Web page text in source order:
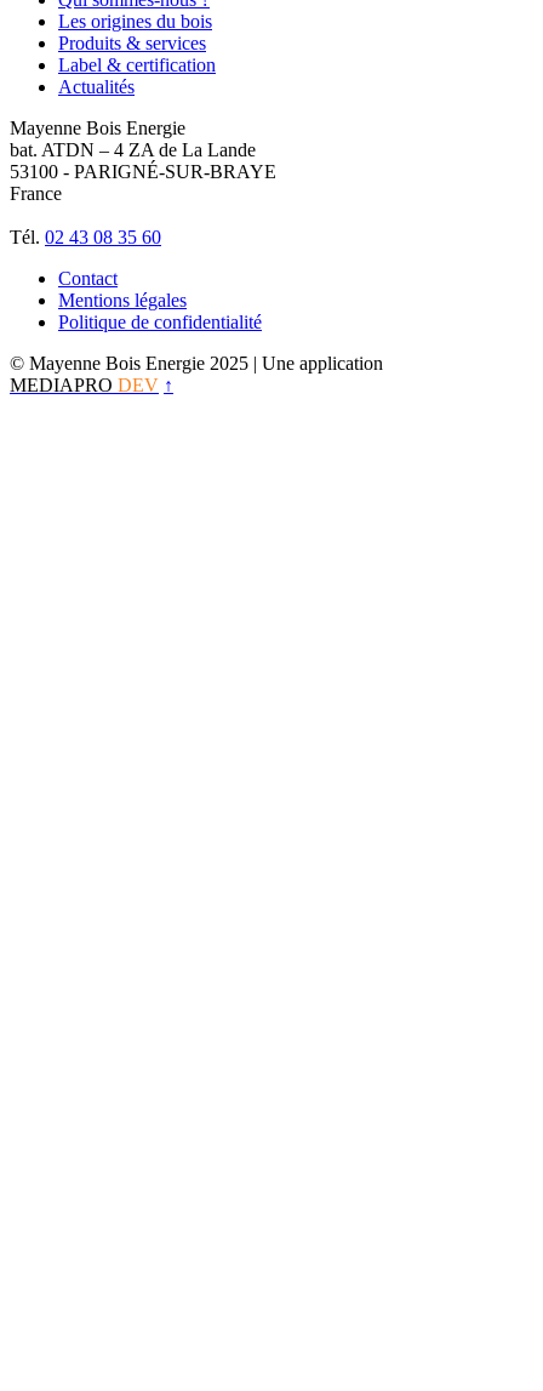
Les origines du bois
Produits & services
Label & certification
Actualités
Mayenne Bois Energie
bat. ATDN – 4 ZA de La Lande
53100 - PARIGNÉ-SUR-BRAYE
France
Tél. 02 43 08 35 60
Contact
Mentions légales
Politique de confidentialité
© Mayenne Bois Energie 2025 | Une application
MEDIAPRO DEV ↑